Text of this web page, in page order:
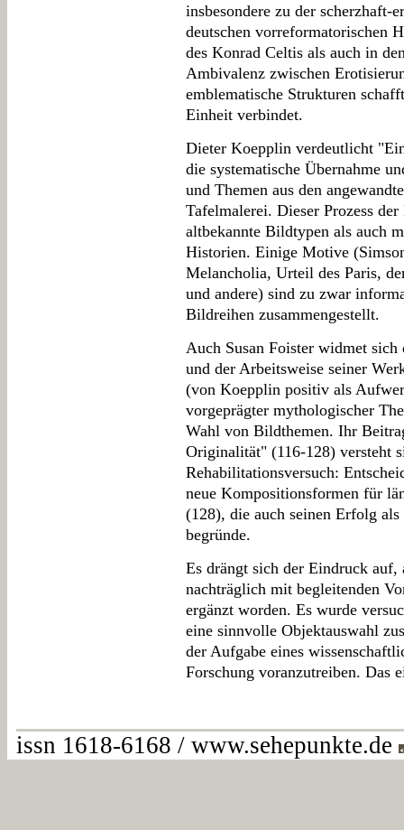
insbesondere zu der scherzhaft-
deutschen vorreformatorischen
des Konrad Celtis als auch in
Ambivalenz zwischen
emblematische Strukturen
Einheit verbindet.
Dieter Koepplin verdeutlicht
die systematische Übernahme
und Themen aus den
Tafelmalerei. Dieser Prozess
altbekannte Bildtypen als auch
Historien. Einige Motive
Melancholia, Urteil des Paris,
und andere) sind zu zwar
Bildreihen zusammengestellt.
Auch Susan Foister widmet sich
und der Arbeitsweise seiner
(von Koepplin positiv als
vorgeprägter mythologischer
Wahl von Bildthemen. Ihr
Originalität" (116-128) versteht
Rehabilitationsversuch:
neue Kompositionsformen für
(128), die auch seinen Erfolg
begründe.
Es drängt sich der Eindruck auf,
nachträglich mit begleitenden
ergänzt worden. Es wurde
eine sinnvolle Objektauswahl
der Aufgabe eines
Forschung voranzutreiben. Das
issn 1618-6168 / www.sehepunkte.de